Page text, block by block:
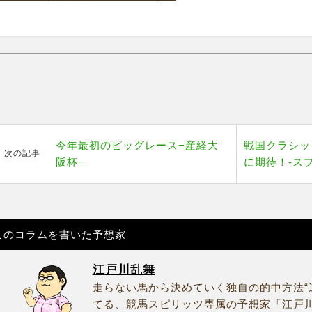
次の記事
今年最初のビッグレース−産経大
阪杯−
戦国クラシ
に期待！-ス
のコラムを書いた予想家
江戸川乱舞
走らない馬から決めていく独自の的中方法
てる、競馬スピリッツ専属の予想家「江戸